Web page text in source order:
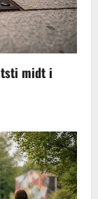
midt i